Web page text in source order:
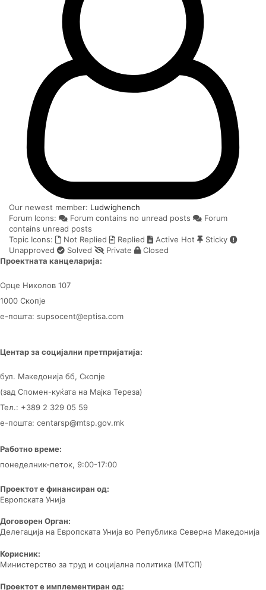
Our newest member: Ludwighench
Forum Icons:
Forum contains no unread posts
Forum
contains unread posts
Topic Icons:
Not Replied Replied Active Hot
Sticky
Unapproved
Solved Private
Closed
Проектната канцеларија:
Орце Николов 107
1000 Скопје
е-пошта: supsocent@eptisa.com
Центар за социјални претпријатија:
бул. Македонија бб, Скопје
(зад Спомен-куќата на Мајка Тереза)
Тел.: +389 2 329 05 59
е-пошта: centarsp@mtsp.gov.mk
Работно време:
понеделник-петок, 9:00-17:00
Проектот е финансиран од:
Европската Унија
Договорен Орган:
Делегација на Европската Унија во Република Северна Македонија
Корисник:
Министерство за труд и социјална политика (МТСП)
Проектот е имплементиран од: